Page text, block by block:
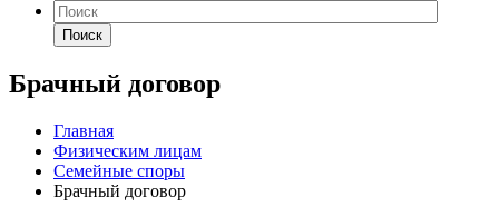
Поиск
Брачный договор
Главная
Физическим лицам
Семейные споры
Брачный договор